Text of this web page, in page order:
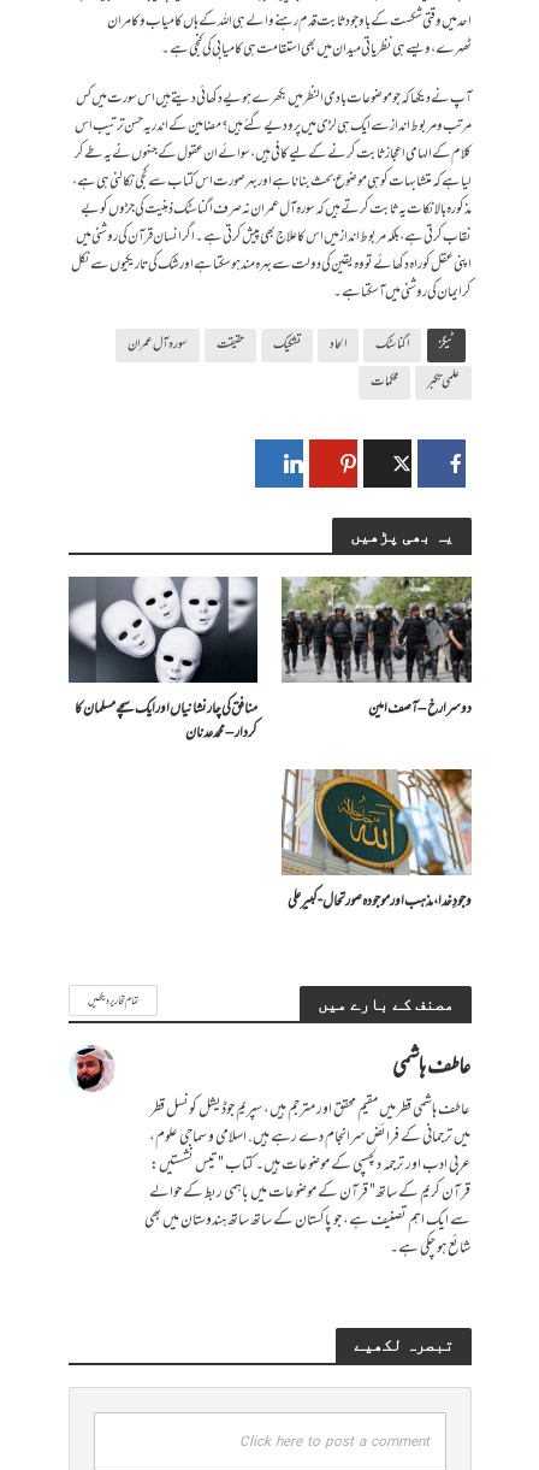
احد میں وقتی شکست کے باوجود ثابت قدم رہنے والے ہی اللہ کے ہاں کامیاب وکامران
ٹھہرے، ویسے ہی نظریاتی میدان میں بھی استقامت ہی کامیابی کی کنجی ہے۔
آپ نے دیکھا کہ جو موضوعات بادی النظر میں بکھرے ہویے دکھائی دیتے ہیں اس سورت میں کس
مرتب و مربوط انداز سے ایک ہی لڑی میں پرو دیے گئے ہیں؟ مضامین کے اندر یہ حسن ترتیب اس
کلام کے الہامی اعجاز ثابت کرنے کے لیے کافی ہیں، سوائے ان عقول کے جنہوں نے یہ طے کر
لیا ہے کہ متشابہات کو ہی موضوع بحث بنانا ہے اور بہر صورت اس کتاب سے کجی نکالنی ہی ہے،
مذکورہ بالا نکات یہ ثابت کرتے ہیں کہ سورہ آل عمران نہ صرف اگناسٹک ذہنیت کی جڑوں کو بے
نقاب کرتی ہے، بلکہ مربوط انداز میں اس کا علاج بھی پیش کرتی ہے۔ اگر انسان قرآن کی روشنی میں
اپنی عقل کو راہ دکھائے تو وہ یقین کی دولت سے بہرہ مند ہو سکتا ہے اور شک کی تاریکیوں سے نکل
کر ایمان کی روشنی میں آ سکتا ہے۔
ٹیگز اگناسٹک الحاد تشکیک حقیقت
سورہ آل عمران
علمی تکبر
محکمات
یہ بھی پڑھیں
دوسرا رخ – آصف امین
منافق کی چار نشانیاں اور ایک سچے مسلمان کا
کردار – محمد عدنان
وجودِ خدا، مذہب اور موجودہ صورتحال- کبیر علی
مصنف کے بارے میں تمام تحاریر دیکھیں
عاطف ہاشمی
عاطف ہاشمی قطر میں مقیم محقق اور مترجم ہیں، سپریم جوڈیشل کونسل قطر
میں ترجمانی کے فرائض سرانجام دے رہے ہیں. اسلامی و سماجی علوم،
عربی ادب اور ترجمہ دلچسپی کے موضوعات ہیں۔ کتاب "تیس نشستیں:
قرآن کریم کے ساتھ" قرآن کے موضوعات میں باہمی ربط کے حوالے
سے ایک اہم تصنیف ہے، جو پاکستان کے ساتھ ساتھ ہندوستان میں بھی
شائع ہو چکی ہے۔
تبصرہ لکھیے
Click here to post a comment